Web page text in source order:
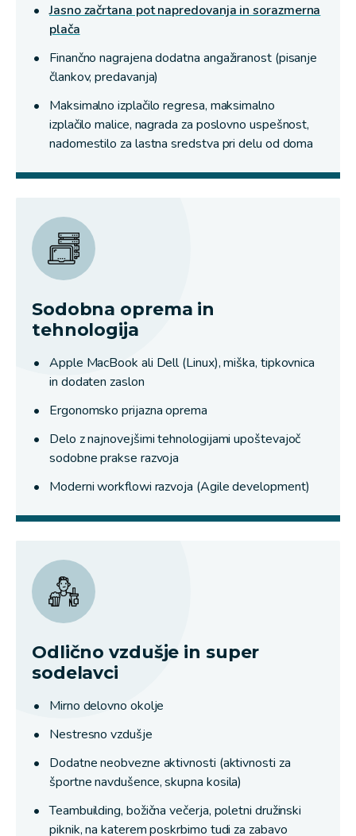
Jasno začrtana pot napredovanja in sorazmerna
plača
Finančno nagrajena dodatna angažiranost (pisanje
člankov, predavanja)
Maksimalno izplačilo regresa, maksimalno
izplačilo malice, nagrada za poslovno uspešnost,
nadomestilo za lastna sredstva pri delu od doma
Sodobna oprema in
tehnologija
Apple MacBook ali Dell (Linux), miška, tipkovnica
in dodaten zaslon
Ergonomsko prijazna oprema
Delo z najnovejšimi tehnologijami upoštevajoč
sodobne prakse razvoja
Moderni workflowi razvoja (Agile development)
Odlično vzdušje in super
sodelavci
Mirno delovno okolje
Nestresno vzdušje
Dodatne neobvezne aktivnosti (aktivnosti za
športne navdušence, skupna kosila)
Teambuilding, božična večerja, poletni družinski
piknik, na katerem poskrbimo tudi za zabavo